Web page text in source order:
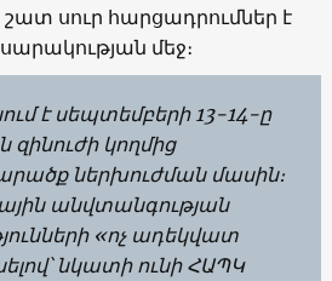
սուր հարցադրումներ է
մեջ։
է սեպտեմբերի 13-14-ը
կողմից
ներխուժման մասին։
անվտանգության
«ոչ ադեկվատ
նկատի ունի ՀԱՊԿ